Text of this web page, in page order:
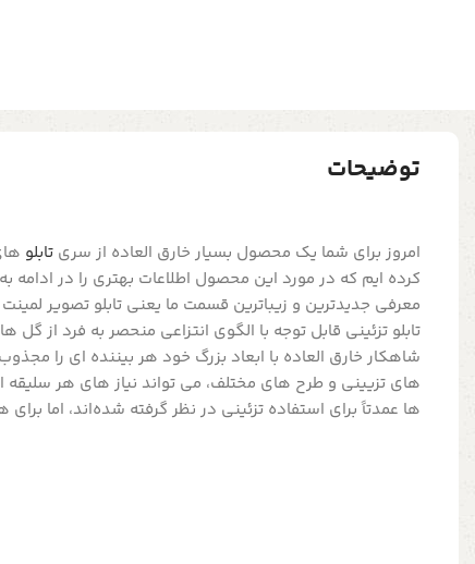
توضیحات
امروز برای شما یک محصول بسیار خارق العاده از سری تابلو
کرده ایم که در مورد این محصول اطلاعات بهتری را در ادامه
معرفی جدیدترین و زیباترین قسمت ما یعنی تابلو تصویر
تابلو تزئینی قابل توجه با الگوی انتزاعی منحصر به فرد از
شاهکار خارق العاده با ابعاد بزرگ خود هر بیننده ای را
های تزیینی و طرح های مختلف، می تواند نیاز های هر سلیقه ای
ها عمدتاً برای استفاده تزئینی در نظر گرفته شده‌اند، اما